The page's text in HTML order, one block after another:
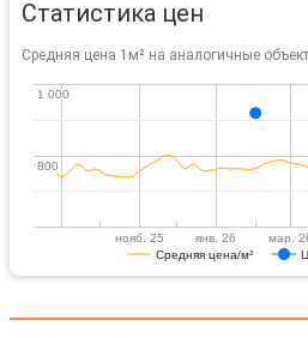
Статистика цен
Средняя цена 1м² на аналогичные
Средняя цена/м²
нояб. 25 янв. 26 мар.
800
800
1 000
1 000